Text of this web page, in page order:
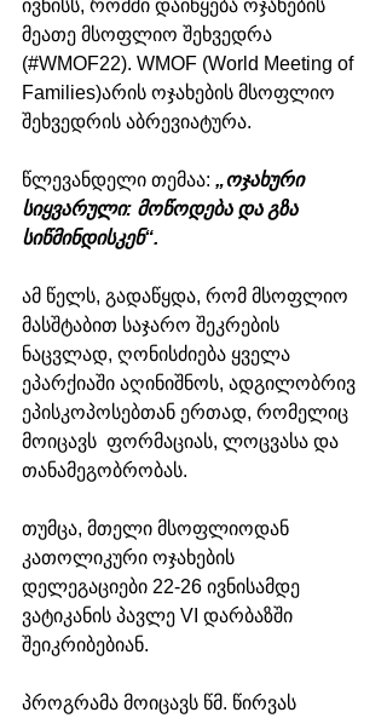
ივნისს, რომში დაიწყება ოჯახების
მეათე მსოფლიო შეხვედრა
(#WMOF22). WMOF (World Meeting of
Families)არის ოჯახების მსოფლიო
შეხვედრის აბრევიატურა.
წლევანდელი თემაა: „ოჯახური
სიყვარული: მოწოდება და გზა
სიწმინდისკენ“.
ამ წელს, გადაწყდა, რომ მსოფლიო
მასშტაბით საჯარო შეკრების
ნაცვლად, ღონისძიება ყველა
ეპარქიაში აღინიშნოს, ადგილობრივ
ეპისკოპოსებთან ერთად, რომელიც
მოიცავს  ფორმაციას, ლოცვასა და
თანამეგობრობას.
თუმცა, მთელი მსოფლიოდან
კათოლიკური ოჯახების
დელეგაციები 22-26 ივნისამდე
ვატიკანის პავლე VI დარბაზში
შეიკრიბებიან.
პროგრამა მოიცავს წმ. წირვას